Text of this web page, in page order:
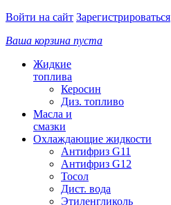
Войти на сайт Зарегистрироваться
Ваша корзина пуста
Жидкие
топлива
Керосин
Диз. топливо
Масла и
смазки
Охлаждающие жидкости
Антифриз G11
Антифриз G12
Тосол
Дист. вода
Этиленгликоль